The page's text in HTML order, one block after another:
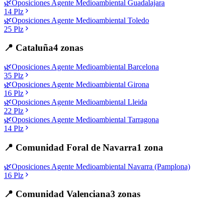
🌿Oposiciones Agente Medioambiental Guadalajara
14 Plz
🌿Oposiciones Agente Medioambiental Toledo
25 Plz
📍 Cataluña4 zonas
🌿Oposiciones Agente Medioambiental Barcelona
35 Plz
🌿Oposiciones Agente Medioambiental Girona
16 Plz
🌿Oposiciones Agente Medioambiental Lleida
22 Plz
🌿Oposiciones Agente Medioambiental Tarragona
14 Plz
📍 Comunidad Foral de Navarra1 zona
🌿Oposiciones Agente Medioambiental Navarra (Pamplona)
16 Plz
📍 Comunidad Valenciana3 zonas